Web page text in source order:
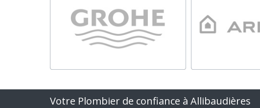
Votre Plombier de confiance à Allibaudières